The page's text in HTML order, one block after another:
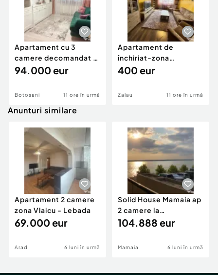
Apartament cu 3
camere decomandat -
renovat - Bucovina -
94.000 eur
Botosani 11 ore în urmă
Apartament de
închiriat-zona
ultracentrală
400 eur
Zalau 11 ore în urmă
Anunturi similare
Apartament 2 camere
zona Vlaicu - Lebada
69.000 eur
Arad 6 luni în urmă
Solid House Mamaia ap
2 camere la
cheie,langa Mega
104.888 eur
Mamaia 6 luni în urmă